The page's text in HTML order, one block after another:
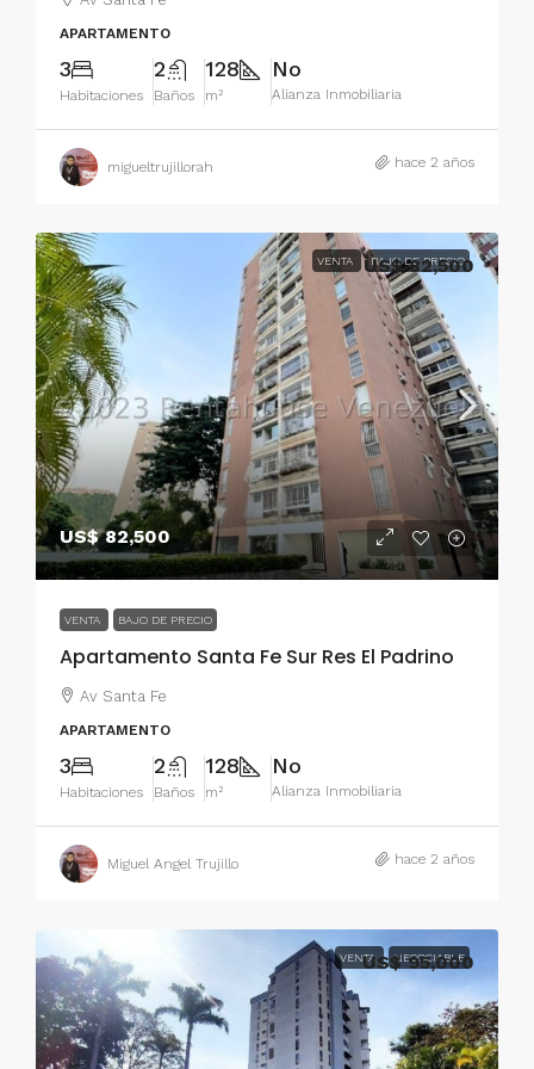
APARTAMENTO
3
Habitaciones
2
Baños
128
m²
No
Alianza Inmobiliaria
migueltrujillorah hace 2 años
VENTA BAJO DE PRECIO
US$ 82,500
VENTA BAJO DE PRECIO
Apartamento Santa Fe Sur Res El Padrino
US$ 82,500
Av Santa Fe
APARTAMENTO
3
Habitaciones
2
Baños
128
m²
No
Alianza Inmobiliaria
Miguel Angel Trujillo hace 2 años
VENTA NEGOCIABLE
US$ 95,000